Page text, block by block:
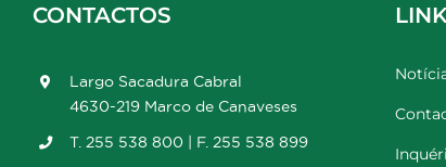
CONTACTOS
Largo Sacadura Cabral
4630-219 Marco de Canaveses
T. 255 538 800 | F. 255 538 899